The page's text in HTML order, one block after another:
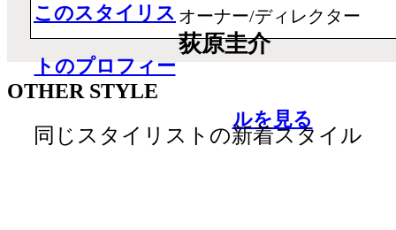
オーナー/ディレクター
荻原圭介
このスタイリス
トのプロフィー
ルを見る
OTHER STYLE
同じスタイリストの新着スタイル